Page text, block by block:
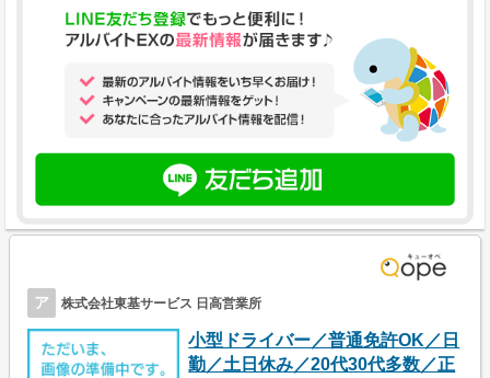
ア 株式会社東基サービス 日高営業所
小型ドライバー／普通免許OK／日
勤／土日休み／20代30代多数／正